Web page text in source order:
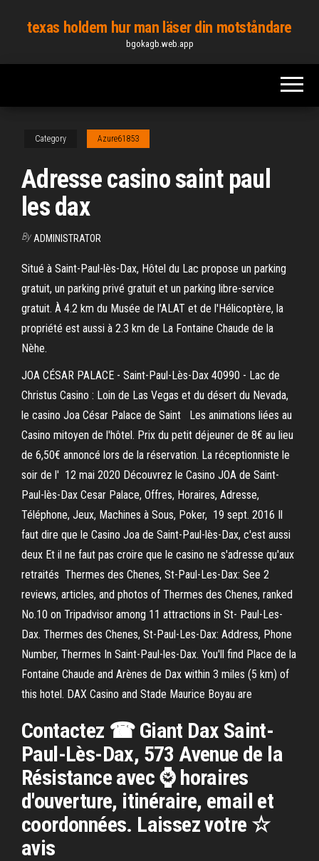
content
texas holdem hur man läser din motståndare
bgokagb.web.app
Category Azure61853
Adresse casino saint paul
les dax
By ADMINISTRATOR
Situé à Saint-Paul-lès-Dax, Hôtel du Lac propose un parking
gratuit, un parking privé gratuit et un parking libre-service
gratuit. À 4.2 km du Musée de l'ALAT et de l'Hélicoptère, la
propriété est aussi à 2.3 km de La Fontaine Chaude de la
Nèhe.
JOA CÉSAR PALACE - Saint-Paul-Lès-Dax 40990 - Lac de
Christus Casino : Loin de Las Vegas et du désert du Nevada,
le casino Joa César Palace de Saint Les animations liées au
Casino mitoyen de l'hôtel. Prix du petit déjeuner de 8€ au lieu
de 6,50€ annoncé lors de la réservation. La réceptionniste le
soir de l' 12 mai 2020 Découvrez le Casino JOA de Saint-
Paul-lès-Dax Cesar Palace, Offres, Horaires, Adresse,
Téléphone, Jeux, Machines à Sous, Poker, 19 sept. 2016 Il
faut dire que le Casino Joa de Saint-Paul-lès-Dax, c'est aussi
deux Et il ne faut pas croire que le casino ne s'adresse qu'aux
retraités Thermes des Chenes, St-Paul-Les-Dax: See 2
reviews, articles, and photos of Thermes des Chenes, ranked
No.10 on Tripadvisor among 11 attractions in St- Paul-Les-
Dax. Thermes des Chenes, St-Paul-Les-Dax: Address, Phone
Number, Thermes In Saint-Paul-les-Dax. You'll find Place de la
Fontaine Chaude and Arènes de Dax within 3 miles (5 km) of
this hotel. DAX Casino and Stade Maurice Boyau are
Contactez ☎ Giant Dax Saint-
Paul-Lès-Dax, 573 Avenue de la
Résistance avec ⌚ horaires
d'ouverture, itinéraire, email et
coordonnées. Laissez votre ☆
avis